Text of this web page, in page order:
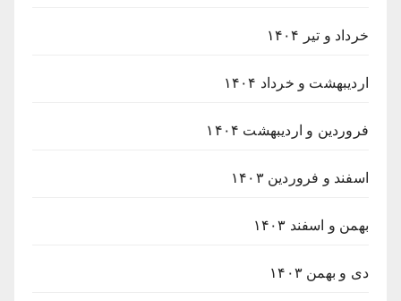
خرداد و تیر ۱۴۰۴
اردیبهشت و خرداد ۱۴۰۴
فروردین و اردیبهشت ۱۴۰۴
اسفند و فروردین ۱۴۰۳
بهمن و اسفند ۱۴۰۳
دی و بهمن ۱۴۰۳